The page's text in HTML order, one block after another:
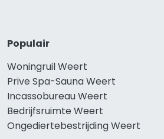
Populair
Woningruil Weert
Prive Spa-Sauna Weert
Incassobureau Weert
Bedrijfsruimte Weert
Ongediertebestrijding Weert